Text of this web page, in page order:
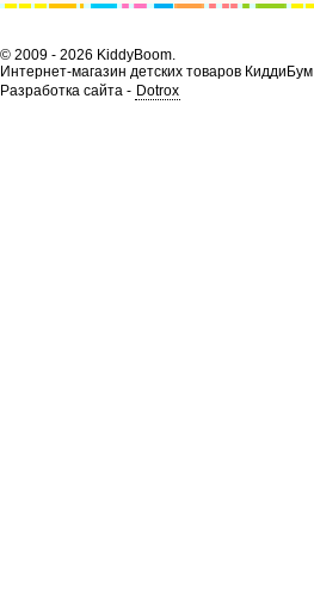
© 2009 - 2026 KiddyBoom.
Интернет-магазин детских товаров КиддиБум
Разработка сайта - Dotrox